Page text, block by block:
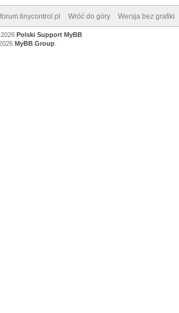
forum.tinycontrol.pl Wróć do góry Wersja bez grafiki
Polski Support MyBB
MyBB Group